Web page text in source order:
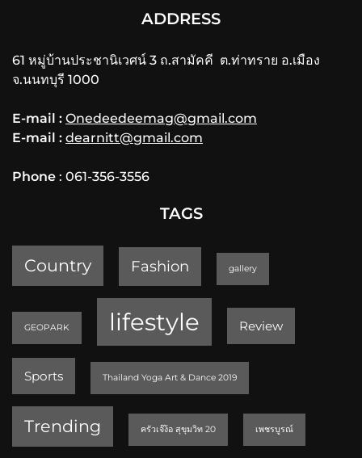
ADDRESS
61 หมู่บ้านประชานิเวศน์ 3 ถ.สามัคคี ต.ท่าทราย อ.เมือง
จ.นนทบุรี 1000
E-mail : Onedeedeemag@gmail.com
E-mail : dearnitt@gmail.com
Phone : 061-356-3556
TAGS
Country Fashion gallery
GEOPARK lifestyle Review
Sports Thailand Yoga Art & Dance 2019
Trending ครัวเจ๊ง้อ สุขุมวิท 20 เพชรบูรณ์